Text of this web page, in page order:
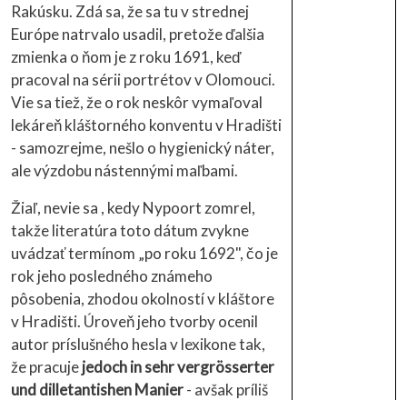
Rakúsku. Zdá sa, že sa tu v strednej
Európe natrvalo usadil, pretože ďalšia
zmienka o ňom je z roku 1691, keď
pracoval na sérii portrétov v Olomouci.
Vie sa tiež, že o rok neskôr vymaľoval
lekáreň kláštorného konventu v Hradišti
- samozrejme, nešlo o hygienický náter,
ale výzdobu nástennými maľbami.
Žiaľ, nevie sa , kedy Nypoort zomrel,
takže literatúra toto dátum zvykne
uvádzať termínom „po roku 1692", čo je
rok jeho posledného známeho
pôsobenia, zhodou okolností v kláštore
v Hradišti. Úroveň jeho tvorby ocenil
autor príslušného hesla v lexikone tak,
že pracujejedoch in sehr vergrösserter
und dilletantishen Manier- avšak príliš